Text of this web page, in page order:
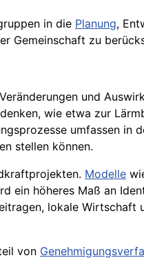
in die Planung,
Gemeinschaft zu
und
wie etwa zur
umfassen in
stellen können.
Modelle
ein höheres Maß an
lokale Wirtschaft
von